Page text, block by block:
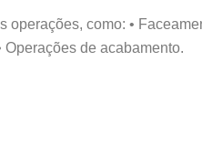
como: •
Operações de acabamento.